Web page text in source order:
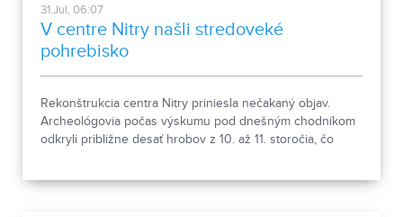
31.Jul, 06:07
V centre Nitry našli stredoveké
pohrebisko
Rekonštrukcia centra Nitry priniesla nečakaný objav.
Archeológovia počas výskumu pod dnešným chodníkom
odkryli približne desať hrobov z 10. až 11. storočia, čo